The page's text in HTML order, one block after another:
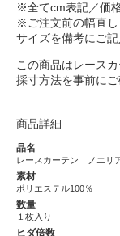
※全てcm表記／価
※ご注文前の幅直し
サイズを備考にご記
この商品はレースカ
採寸方法を事前にご
商品詳細
品名
レースカーテン ノエリ
素材
ポリエステル100％
数量
１枚入り
ヒダ倍数